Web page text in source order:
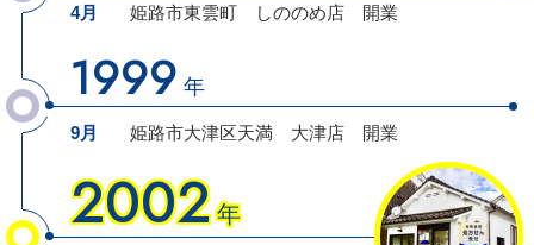
4月 姫路市東雲町 しののめ店 開業
1999 年
9月 姫路市大津区天満 大津店 開業
2002 年